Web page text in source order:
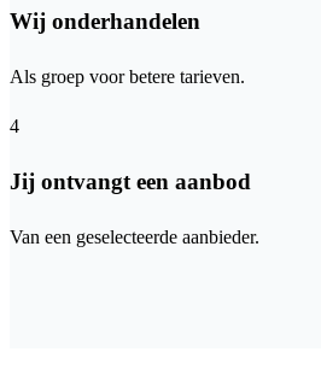
Wij onderhandelen
Als groep voor betere tarieven.
4
Jij ontvangt een aanbod
Van een geselecteerde aanbieder.